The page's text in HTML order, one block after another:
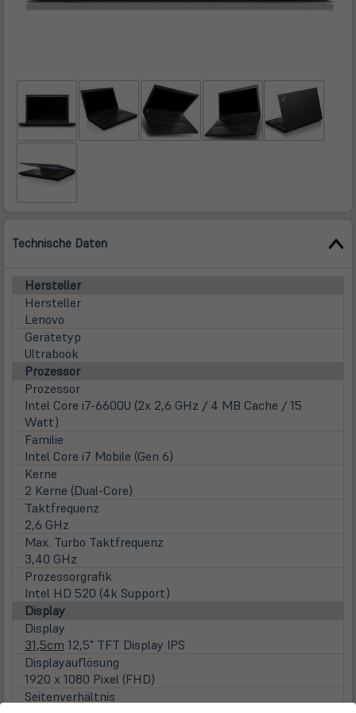
Technische Daten
Hersteller
Hersteller
Lenovo
Gerätetyp
Ultrabook
Prozessor
Prozessor
Intel Core i7-6600U (2x 2,6 GHz / 4 MB Cache / 15
Watt)
Familie
Intel Core i7 Mobile (Gen 6)
Kerne
2 Kerne (Dual-Core)
Taktfrequenz
2,6 GHz
Max. Turbo Taktfrequenz
3,40 GHz
Prozessorgrafik
Intel HD 520 (4k Support)
Display
Display
31,5cm 12,5" TFT Display IPS
Displayauflösung
1920 x 1080 Pixel (FHD)
Seitenverhältnis